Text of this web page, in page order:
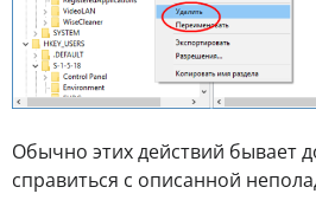
Обычно этих действий бывает
справиться с описанной